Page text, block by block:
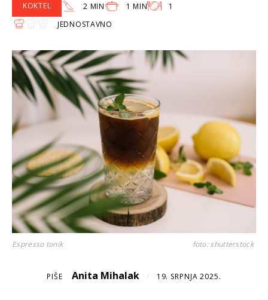
KOKTEL 2 MIN 1 MIN
1
JEDNOSTAVNO
Espresso tonik foto: shutterstock
PIŠE Anita Mihalak / 19. SRPNJA 2025.